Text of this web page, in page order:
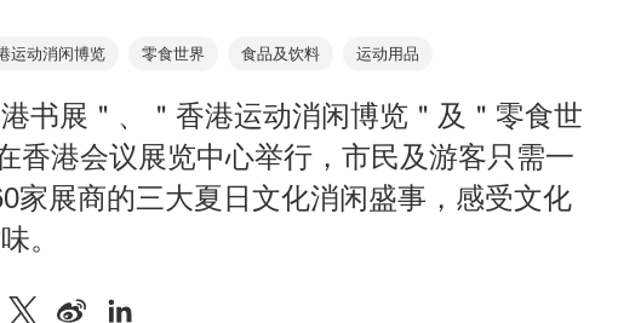
运动消闲博览 零食世界 食品及饮料 运动用品
书展＂、＂香港运动消闲博览＂及＂零食世
香港会议展览中心举行，市民及游客只需一
家展商的三大夏日文化消闲盛事，感受文化
。